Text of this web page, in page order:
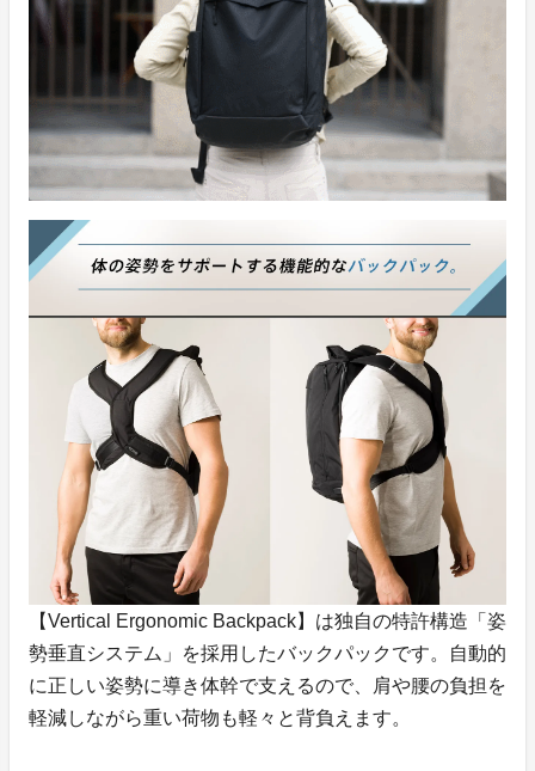
【Vertical Ergonomic Backpack】は独自の特許構造「姿
勢垂直システム」を採用したバックパックです。自動的
に正しい姿勢に導き体幹で支えるので、肩や腰の負担を
軽減しながら重い荷物も軽々と背負えます。